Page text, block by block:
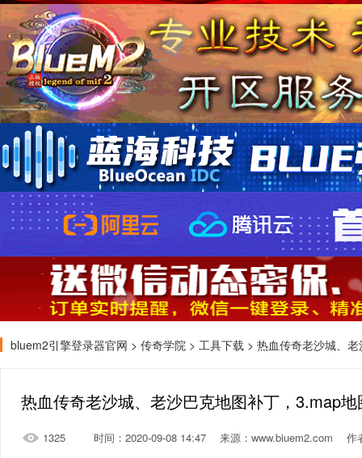
bluem2引擎登录器官网 > 传奇学院 > 工具下载 > 热血传奇老沙城、
热血传奇老沙城、老沙巴克地图补丁，3.map
1325 时间：2020-09-08 14:47 来源：www.biuem2.com 作